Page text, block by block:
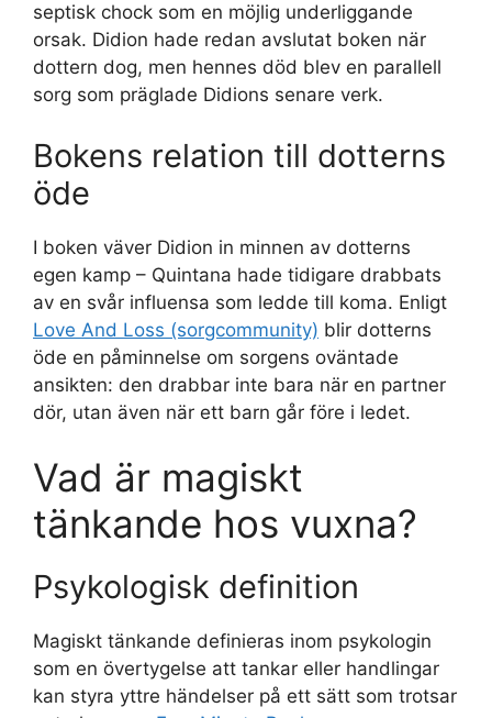
septisk chock som en möjlig underliggande
orsak. Didion hade redan avslutat boken när
dottern dog, men hennes död blev en parallell
sorg som präglade Didions senare verk.
Bokens relation till dotterns
öde
I boken väver Didion in minnen av dotterns
egen kamp – Quintana hade tidigare drabbats
av en svår influensa som ledde till koma. Enligt
Love And Loss (sorgcommunity) blir dotterns
öde en påminnelse om sorgens oväntade
ansikten: den drabbar inte bara när en partner
dör, utan även när ett barn går före i ledet.
Vad är magiskt
tänkande hos vuxna?
Psykologisk definition
Magiskt tänkande definieras inom psykologin
som en övertygelse att tankar eller handlingar
kan styra yttre händelser på ett sätt som trotsar